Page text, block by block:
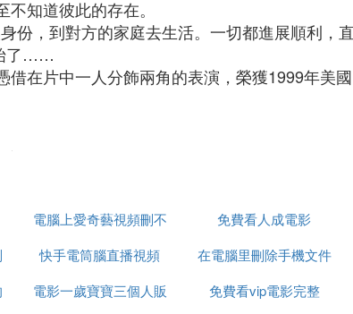
知道彼此的存在。
份，到對方的家庭去生活。一切都進展順利，
了……
在片中一人分飾兩角的表演，榮獲1999年美
電腦上愛奇藝視頻刪不
掉怎麼辦
免費看人成電影
快手電筒腦直播視頻
在電腦里刪除手機文件
死機
電影一歲寶寶三個人販
免費看vip電影完整